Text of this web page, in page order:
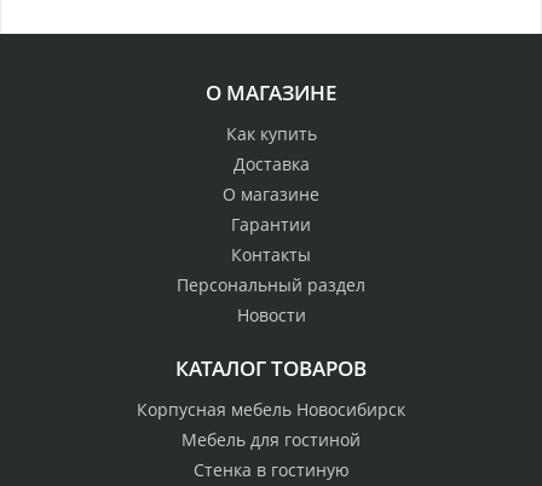
О МАГАЗИНЕ
Как купить
Доставка
О магазине
Гарантии
Контакты
Персональный раздел
Новости
КАТАЛОГ ТОВАРОВ
Корпусная мебель Новосибирск
Мебель для гостиной
Стенка в гостиную